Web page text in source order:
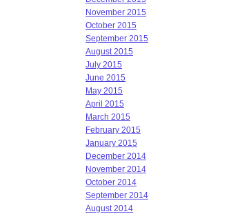
November 2015
October 2015
September 2015
August 2015
July 2015
June 2015
May 2015
April 2015
March 2015
February 2015
January 2015
December 2014
November 2014
October 2014
September 2014
August 2014